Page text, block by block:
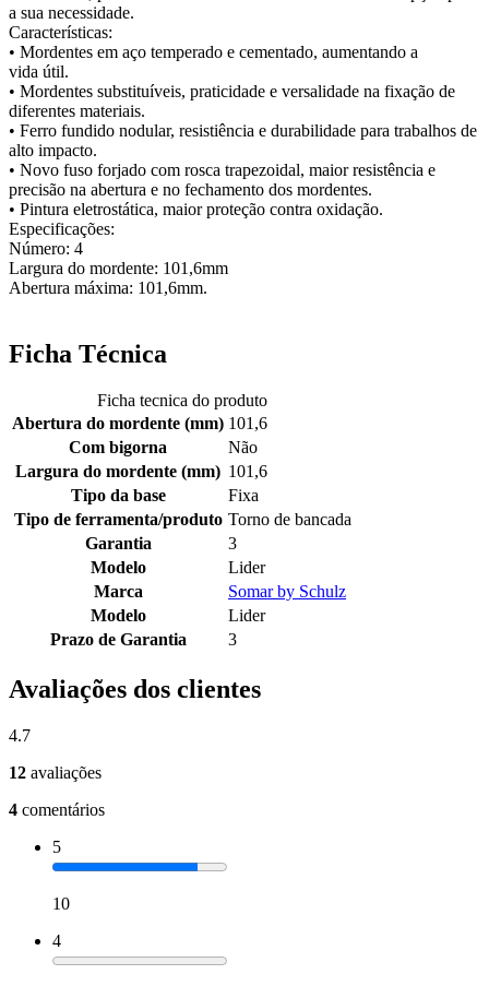
a sua necessidade.
Características:
• Mordentes em aço temperado e cementado, aumentando a
vida útil.
• Mordentes substituíveis, praticidade e versalidade na fixação de
diferentes materiais.
• Ferro fundido nodular, resistiência e durabilidade para trabalhos de
alto impacto.
• Novo fuso forjado com rosca trapezoidal, maior resistência e
precisão na abertura e no fechamento dos mordentes.
• Pintura eletrostática, maior proteção contra oxidação.
Especificações:
Número: 4
Largura do mordente: 101,6mm
Abertura máxima: 101,6mm.
Ficha Técnica
Ficha tecnica do produto
Abertura do mordente (mm) 101,6
Com bigorna
Não
Largura do mordente (mm) 101,6
Tipo da base
Fixa
Tipo de ferramenta/produto Torno de bancada
Garantia
3
Modelo
Lider
Marca
Somar by Schulz
Modelo
Lider
Prazo de Garantia
3
Avaliações dos clientes
4.7
12 avaliações
4 comentários
5
10
4